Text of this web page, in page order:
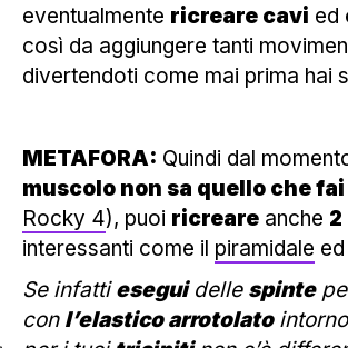
eventualmente ricreare cavi ed
così da aggiungere tanti
divertendoti come mai prima hai
METAFORA: Quindi dal
muscolo non sa quello che fai
Rocky 4), puoi ricreare anche 2
interessanti come il piramidale ed
Se infattieseguidelle spinte
con l’elastico arrotolato